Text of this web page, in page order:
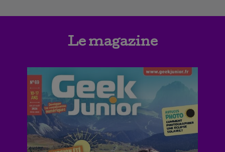
Le magazine